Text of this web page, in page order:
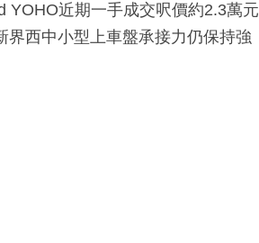
YOHO近期一手成交呎價約2.3萬元
西中小型上車盤承接力仍保持強